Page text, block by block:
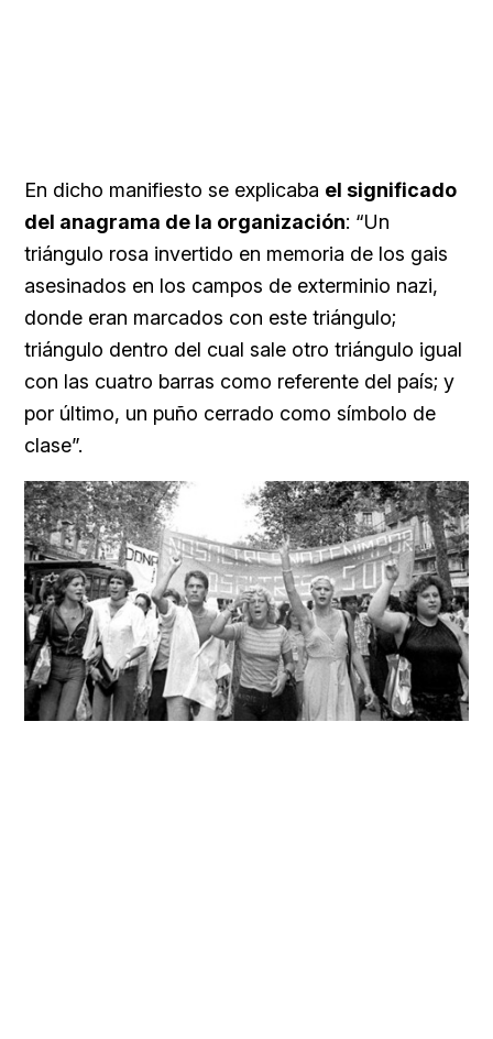
En dicho manifiesto se explicaba el significado
del anagrama de la organización: “Un
triángulo rosa invertido en memoria de los gais
asesinados en los campos de exterminio nazi,
donde eran marcados con este triángulo;
triángulo dentro del cual sale otro triángulo igual
con las cuatro barras como referente del país; y
por último, un puño cerrado como símbolo de
clase”.